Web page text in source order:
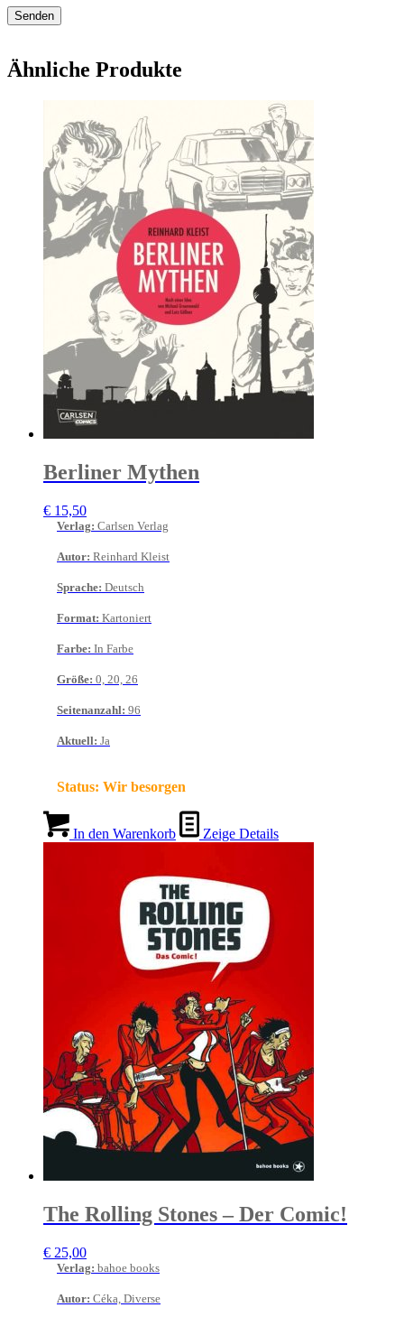
Ähnliche Produkte
Berliner Mythen
€ 15,50
Verlag: Carlsen Verlag
Autor: Reinhard Kleist
Sprache: Deutsch
Format: Kartoniert
Farbe: In Farbe
Größe: 0, 20, 26
Seitenanzahl: 96
Aktuell: Ja
Status: Wir besorgen
In den Warenkorb Zeige Details
The Rolling Stones – Der Comic!
€ 25,00
Verlag: bahoe books
Autor: Céka, Diverse